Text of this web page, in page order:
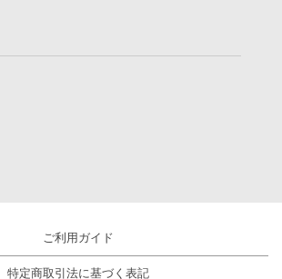
ご利用ガイド
特定商取引法に基づく表記